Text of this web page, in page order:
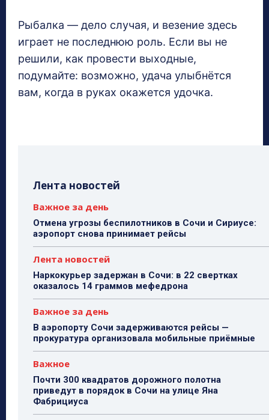
Рыбалка — дело случая, и везение здесь
играет не последнюю роль. Если вы не
решили, как провести выходные,
подумайте: возможно, удача улыбнётся
вам, когда в руках окажется удочка.
Лента новостей
Важное за день
Отмена угрозы беспилотников в Сочи и Сириусе:
аэропорт снова принимает рейсы
Лента новостей
Наркокурьер задержан в Сочи: в 22 свертках
оказалось 14 граммов мефедрона
Важное за день
В аэропорту Сочи задерживаются рейсы —
прокуратура организовала мобильные приёмные
Важное
Почти 300 квадратов дорожного полотна
приведут в порядок в Сочи на улице Яна
Фабрициуса